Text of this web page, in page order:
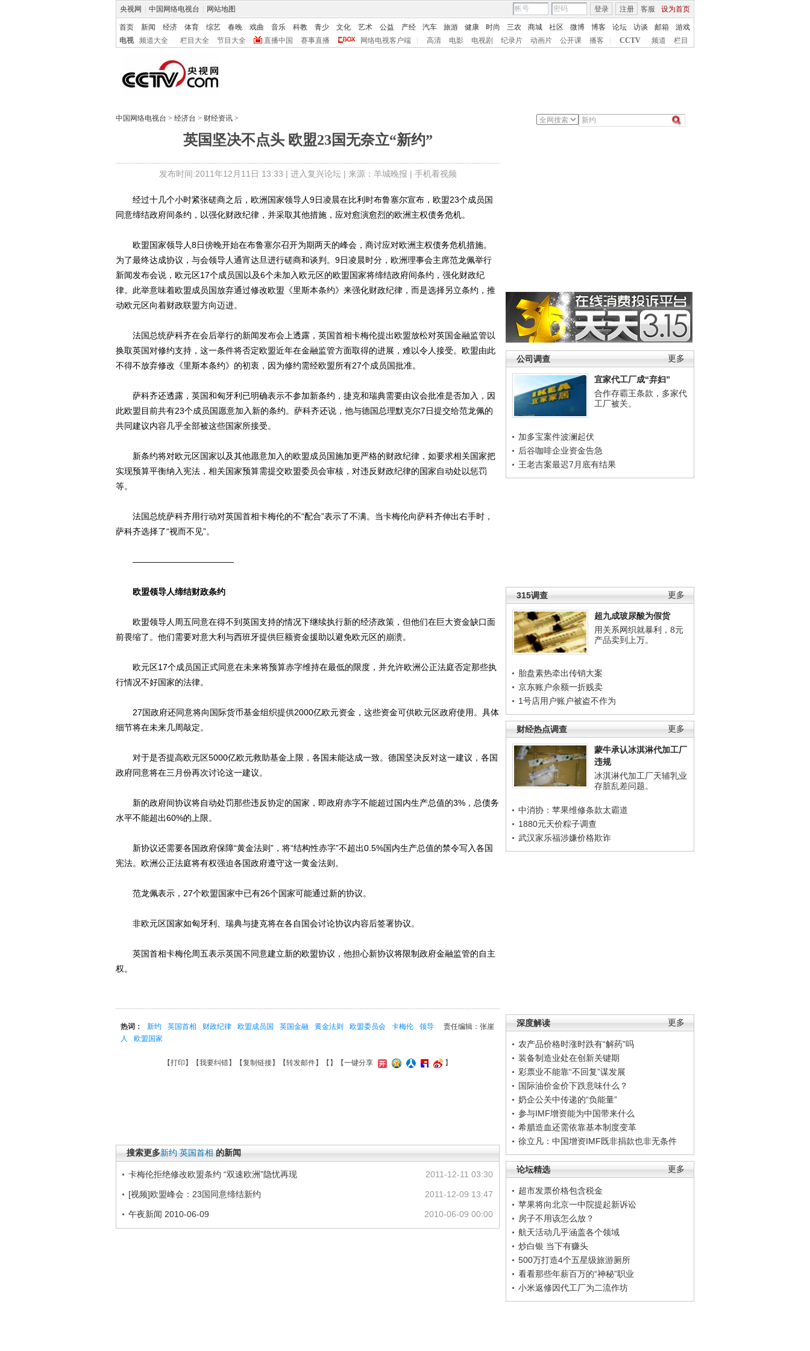
央视网 中国网络电视台 网站地图 客服 设为首页
登录 注册
首页 新闻 经济 体育 综艺 春晚 戏曲 音乐 科教 青少 文化 艺术 公益 产经 汽车 旅游 健康 时尚 三农 商城 社区 微博 博客 论坛 访谈 邮箱
游戏
电视
频道大全 栏目大全 节目大全 直播中国 赛事直播 网络电视客户端 高清 电影 电视剧 纪录片 动画片 公开课 播客 CCTV 频道 栏目
中国网络电视台 > 经济台 > 财经资讯 >
英国坚决不点头 欧盟23国无奈立“新约”
发布时间:2011年12月11日 13:33 | 进入复兴论坛| 来源：羊城晚报 | 手机看视频
更多
公司调查
宜家代工厂成“弃妇”
合作存霸王条款，多家代
工厂被关。
加多宝案件波澜起伏
后谷咖啡企业资金告急
王老吉案最迟7月底有结果
更多
315调查
超九成玻尿酸为假货
用关系网织就暴利，8元
产品卖到上万。
胎盘素热牵出传销大案
京东账户余额一折贱卖
1号店用户账户被盗不作为
更多
财经热点调查
蒙牛承认冰淇淋代加工厂
违规
冰淇淋代加工厂天辅乳业
存脏乱差问题。
中消协：苹果维修条款太霸道
1880元天价粽子调查
武汉家乐福涉嫌价格欺诈
更多
深度解读
农产品价格时涨时跌有“解药”吗
装备制造业处在创新关键期
彩票业不能靠“不回复”谋发展
国际油价金价下跌意味什么？
奶企公关中传递的“负能量”
参与IMF增资能为中国带来什么
希腊造血还需依靠基本制度变革
徐立凡：中国增资IMF既非捐款也非无条件
更多
论坛精选
超市发票价格包含税金
苹果将向北京一中院提起新诉讼
房子不用该怎么放？
航天活动几乎涵盖各个领域
炒白银 当下有赚头
500万打造4个五星级旅游厕所
看看那些年薪百万的“神秘”职业
小米返修因代工厂为二流作坊
经过十几个小时紧张磋商之后，欧洲国家领导人9日凌晨在比利时布鲁塞尔宣布，欧盟23个成员国
同意缔结政府间条约，以强化财政纪律，并采取其他措施，应对愈演愈烈的欧洲主权债务危机。
欧盟国家领导人8日傍晚开始在布鲁塞尔召开为期两天的峰会，商讨应对欧洲主权债务危机措施。
为了最终达成协议，与会领导人通宵达旦进行磋商和谈判。9日凌晨时分，欧洲理事会主席范龙佩举行
新闻发布会说，欧元区17个成员国以及6个未加入欧元区的欧盟国家将缔结政府间条约，强化财政纪
律。此举意味着欧盟成员国放弃通过修改欧盟《里斯本条约》来强化财政纪律，而是选择另立条约，推
动欧元区向着财政联盟方向迈进。
法国总统萨科齐在会后举行的新闻发布会上透露，英国首相卡梅伦提出欧盟放松对英国金融监管以
换取英国对修约支持，这一条件将否定欧盟近年在金融监管方面取得的进展，难以令人接受。欧盟由此
不得不放弃修改《里斯本条约》的初衷，因为修约需经欧盟所有27个成员国批准。
萨科齐还透露，英国和匈牙利已明确表示不参加新条约，捷克和瑞典需要由议会批准是否加入，因
此欧盟目前共有23个成员国愿意加入新的条约。萨科齐还说，他与德国总理默克尔7日提交给范龙佩的
共同建议内容几乎全部被这些国家所接受。
新条约将对欧元区国家以及其他愿意加入的欧盟成员国施加更严格的财政纪律，如要求相关国家把
实现预算平衡纳入宪法，相关国家预算需提交欧盟委员会审核，对违反财政纪律的国家自动处以惩罚
等。
法国总统萨科齐用行动对英国首相卡梅伦的不“配合”表示了不满。当卡梅伦向萨科齐伸出右手时，
萨科齐选择了“视而不见”。
————————————
欧盟领导人缔结财政条约
欧盟领导人周五同意在得不到英国支持的情况下继续执行新的经济政策，但他们在巨大资金缺口面
前畏缩了。他们需要对意大利与西班牙提供巨额资金援助以避免欧元区的崩溃。
欧元区17个成员国正式同意在未来将预算赤字维持在最低的限度，并允许欧洲公正法庭否定那些执
行情况不好国家的法律。
27国政府还同意将向国际货币基金组织提供2000亿欧元资金，这些资金可供欧元区政府使用。具体
细节将在未来几周敲定。
对于是否提高欧元区5000亿欧元救助基金上限，各国未能达成一致。德国坚决反对这一建议，各国
政府同意将在三月份再次讨论这一建议。
新的政府间协议将自动处罚那些违反协定的国家，即政府赤字不能超过国内生产总值的3%，总债务
水平不能超出60%的上限。
新协议还需要各国政府保障“黄金法则”，将“结构性赤字”不超出0.5%国内生产总值的禁令写入各国
宪法。欧洲公正法庭将有权强迫各国政府遵守这一黄金法则。
范龙佩表示，27个欧盟国家中已有26个国家可能通过新的协议。
非欧元区国家如匈牙利、瑞典与捷克将在各自国会讨论协议内容后签署协议。
英国首相卡梅伦周五表示英国不同意建立新的欧盟协议，他担心新协议将限制政府金融监管的自主
权。
责任编辑：张崖
热词： 新约 英国首相 财政纪律 欧盟成员国 英国金融 黄金法则 欧盟委员会 卡梅伦
领导
人
欧盟国家
【打印 】【我要纠错】【复制链接】【转发邮件】【 】 【一键分享 】
搜索更多新约 英国首相 的新闻
2011-12-11 03:30
卡梅伦拒绝修改欧盟条约 “双速欧洲”隐忧再现
2011-12-09 13:47
[视频]欧盟峰会：23国同意缔结新约
2010-06-09 00:00
午夜新闻 2010-06-09